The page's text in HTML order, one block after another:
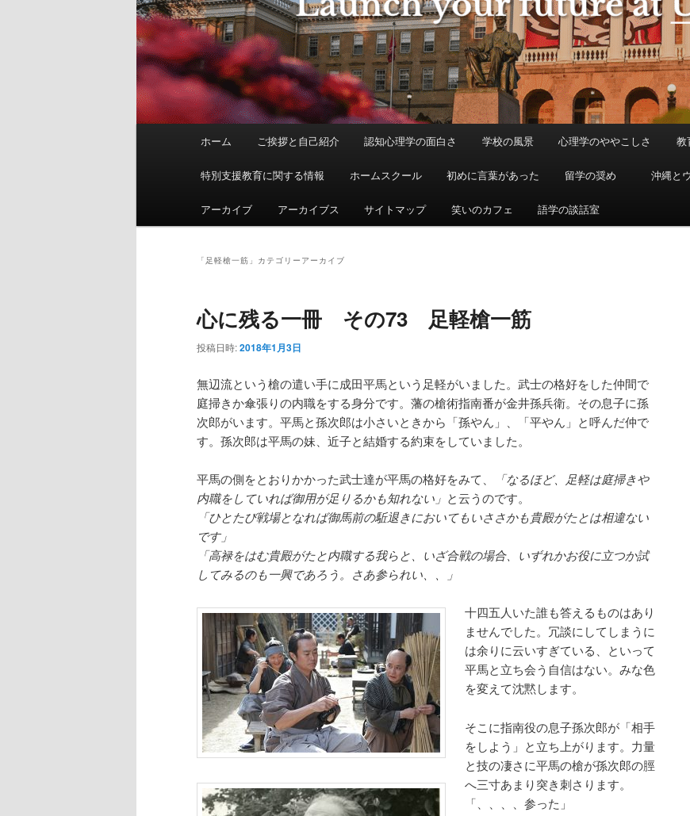
ュ
ホーム ご挨拶と自己紹介 認知心理学の面白さ 学校の風景 心理学のややこしさ 教
特別支援教育に関する情報 ホームスクール 初めに言葉があった 留学の奨め 沖縄と
アーカイブ アーカイブス サイトマップ 笑いのカフェ 語学の談話室
「 足軽槍一筋 」カテゴリーアーカイブ
心に残る一冊 その73 足軽槍一筋
投稿日時:2018年1月3日
無辺流という槍の遣い手に成田平馬という足軽がいました。武士の格好をした仲間で
庭掃きか傘張りの内職をする身分です。藩の槍術指南番が金井孫兵衛。その息子に孫
次郎がいます。平馬と孫次郎は小さいときから「孫やん」、「平やん」と呼んだ仲で
す。孫次郎は平馬の妹、近子と結婚する約束をしていました。
平馬の側をとおりかかった武士達が平馬の格好をみて、
「なるほど、足軽は庭掃きや
内職をしていれば御用が足りるかも知れない」 と云うのです。
「ひとたび戦場となれば御馬前の駈退きにおいてもいささかも貴殿がたとは相違ない
です」
「高禄をはむ貴殿がたと内職する我らと、いざ合戦の場合、いずれかお役に立つか試
してみるのも一興であろう。さあ参られい、、」
十四五人いた誰も答えるものはあり
ませんでした。冗談にしてしまうに
は余りに云いすぎている、といって
平馬と立ち会う自信はない。みな色
を変えて沈黙します。
そこに指南役の息子孫次郎が「相手
をしよう」と立ち上がります。力量
と技の凄さに平馬の槍が孫次郎の脛
へ三寸あまり突き刺さります。
「、、、、参った」